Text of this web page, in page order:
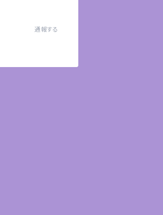
通報する